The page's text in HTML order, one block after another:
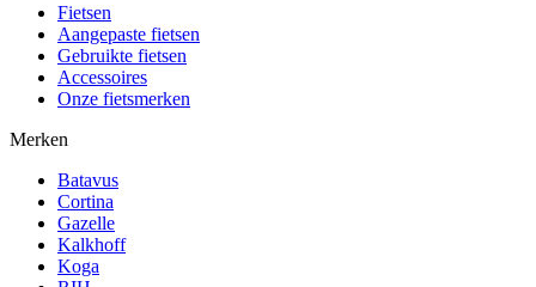
Fietsen
Aangepaste fietsen
Gebruikte fietsen
Accessoires
Onze fietsmerken
Merken
Batavus
Cortina
Gazelle
Kalkhoff
Koga